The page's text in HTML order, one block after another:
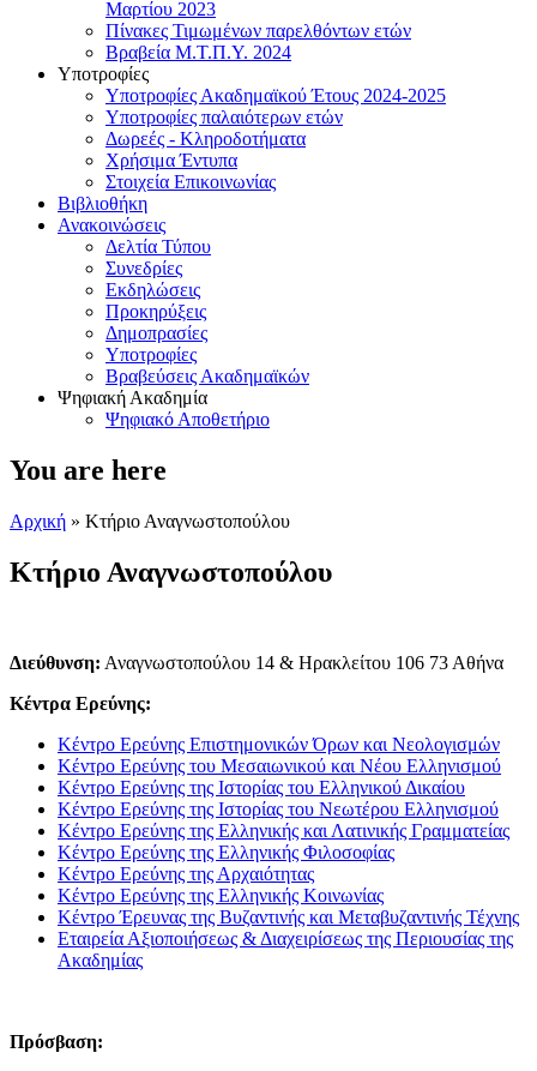
Μαρτίου 2023
Πίνακες Τιμωμένων παρελθόντων ετών
Βραβεία Μ.Τ.Π.Υ. 2024
Υποτροφίες
Υποτροφίες Ακαδημαϊκού Έτους 2024-2025
Υποτροφίες παλαιότερων ετών
Δωρεές - Κληροδοτήματα
Χρήσιμα Έντυπα
Στοιχεία Επικοινωνίας
Βιβλιοθήκη
Ανακοινώσεις
Δελτία Τύπου
Συνεδρίες
Εκδηλώσεις
Προκηρύξεις
Δημοπρασίες
Υποτροφίες
Βραβεύσεις Ακαδημαϊκών
Ψηφιακή Ακαδημία
Ψηφιακό Αποθετήριο
You are here
Αρχική » Κτήριο Αναγνωστοπούλου
Κτήριο Αναγνωστοπούλου
Διεύθυνση: Αναγνωστοπούλου 14 & Ηρακλείτου 106 73 Αθήνα
Κέντρα Ερεύνης:
Κέντρο Ερεύνης Επιστημονικών Όρων και Νεολογισμών
Κέντρο Ερεύνης του Μεσαιωνικού και Νέου Ελληνισμού
Κέντρο Ερεύνης της Ιστορίας του Ελληνικού Δικαίου
Κέντρο Ερεύνης της Ιστορίας του Νεωτέρου Ελληνισμού
Κέντρο Ερεύνης της Ελληνικής και Λατινικής Γραμματείας
Κέντρο Ερεύνης της Ελληνικής Φιλοσοφίας
Κέντρο Ερεύνης της Αρχαιότητας
Κέντρο Ερεύνης της Ελληνικής Κοινωνίας
Κέντρο Έρευνας της Βυζαντινής και Μεταβυζαντινής Τέχνης
Εταιρεία Αξιοποιήσεως & Διαχειρίσεως της Περιουσίας της
Ακαδημίας
Πρόσβαση: